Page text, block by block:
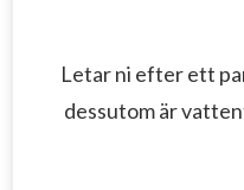
Letar ni efter ett
dessutom är